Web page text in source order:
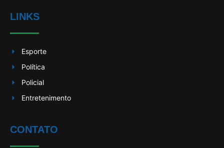
LINKS
Esporte
Política
Policial
Entretenimento
CONTATO